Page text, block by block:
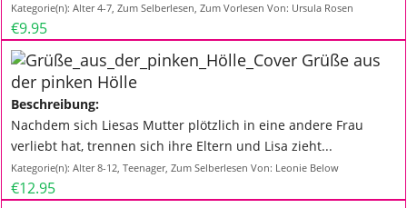
Kategorie(n): Alter 4-7, Zum Selberlesen, Zum Vorlesen Von: Ursula Rosen
€9.95
Grüße aus
der pinken Hölle
Beschreibung:
Nachdem sich Liesas Mutter plötzlich in eine andere Frau
verliebt hat, trennen sich ihre Eltern und Lisa zieht...
Kategorie(n): Alter 8-12, Teenager, Zum Selberlesen Von: Leonie Below
€12.95